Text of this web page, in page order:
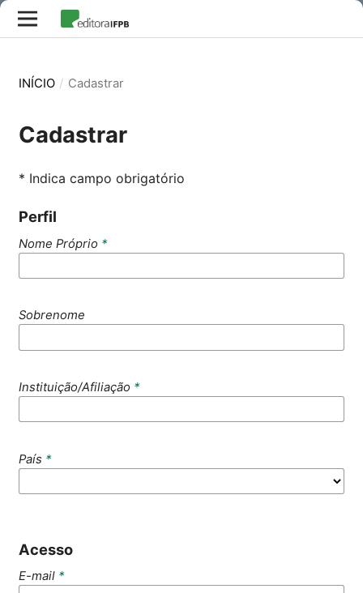
INÍCIO / Cadastrar
Cadastrar
* Indica campo obrigatório
Perfil
Nome Próprio *
Sobrenome
Instituição/Afiliação *
País *
Acesso
E-mail *